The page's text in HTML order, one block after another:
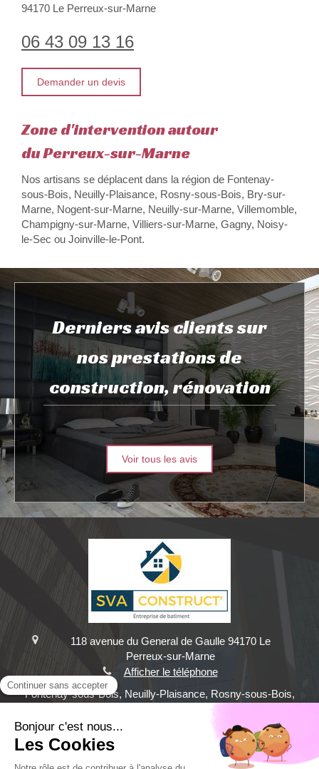
94170 Le Perreux-sur-Marne
06 43 09 13 16
Demander un devis
Zone d'intervention autour
du Perreux-sur-Marne
Nos artisans se déplacent dans la région de Fontenay-
sous-Bois, Neuilly-Plaisance, Rosny-sous-Bois, Bry-sur-
Marne, Nogent-sur-Marne, Neuilly-sur-Marne, Villemomble,
Champigny-sur-Marne, Villiers-sur-Marne, Gagny, Noisy-
le-Sec ou Joinville-le-Pont.
Derniers avis clients sur
nos prestations de
construction, rénovation
Voir tous les avis
118 avenue du General de Gaulle 94170 Le
Perreux-sur-Marne
Afficher le téléphone
Fontenay-sous-Bois, Neuilly-Plaisance, Rosny-sous-Bois,
Villemomble, Champigny-sur-Marne, Villiers-sur-Marne,
Gagny, Noisy-le-Sec, Joinville-le-Pont